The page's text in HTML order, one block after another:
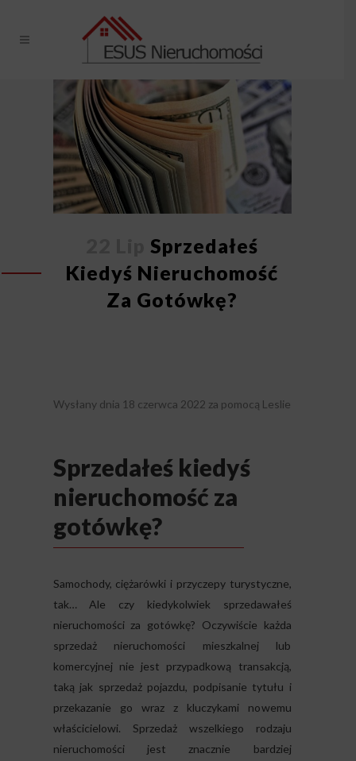
Sprzedałeś
Kiedyś Nieruchomość
Za Gotówkę?
Wysłany dnia 18 czerwca 2022 za pomocą Leslie
Sprzedałeś kiedyś
nieruchomość za
gotówkę?
Samochody, ciężarówki i przyczepy turystyczne,
tak… Ale czy kiedykolwiek sprzedawałeś
nieruchomości za gotówkę? Oczywiście każda
sprzedaż nieruchomości mieszkalnej lub
komercyjnej nie jest przypadkową transakcją,
taką jak sprzedaż pojazdu, podpisanie tytułu i
przekazanie go wraz z kluczykami nowemu
właścicielowi. Sprzedaż wszelkiego rodzaju
nieruchomości jest znacznie bardziej